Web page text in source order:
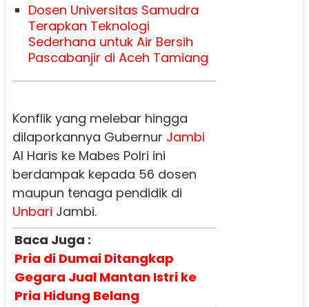
Dosen Universitas Samudra
Terapkan Teknologi
Sederhana untuk Air Bersih
Pascabanjir di Aceh Tamiang
Konflik yang melebar hingga
dilaporkannya Gubernur Jambi
Al Haris ke Mabes Polri ini
berdampak kepada 56 dosen
maupun tenaga pendidik di
Unbari Jambi.
Baca Juga :
Pria di Dumai Ditangkap
Gegara Jual Mantan Istri ke
Pria Hidung Belang